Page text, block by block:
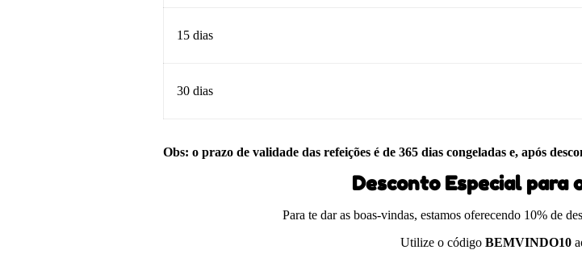
15 dias
30 dias
Obs: o prazo de validade das refeições é de 365 dias congeladas e, após
Desconto Especial para
Para te dar as boas-vindas, estamos oferecendo 10% de
Utilize o código BEMVINDO10